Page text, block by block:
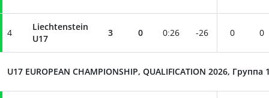
4
Liechtenstein
U17
3 0 0:26 -26 0 0
U17 EUROPEAN CHAMPIONSHIP, QUALIFICATION 2026, Группа